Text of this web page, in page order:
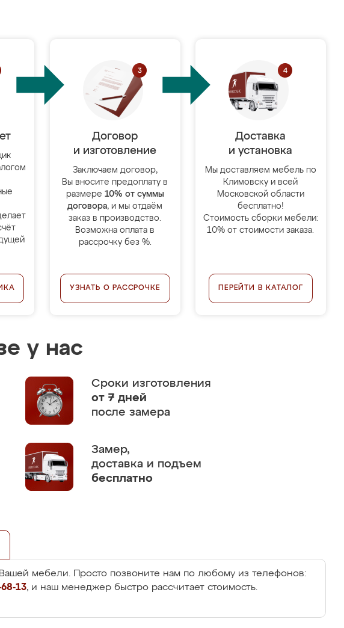
Договор
и изготовление
Заключаем договор,
Вы вносите предоплату в
размере 10% от суммы
договора, и мы отдаём
заказ в производство.
Возможна оплата в
рассрочку без %.
УЗНАТЬ О РАССРОЧКЕ
Доставка
и установка
Мы доставляем мебель по
Климовску и всей
Московской области
бесплатно!
Стоимость сборки мебели:
10% от стоимости заказа.
ПЕРЕЙТИ В КАТАЛОГ
у нас
Сроки изготовления
от 7 дней
после замера
Замер,
доставка и подъем
бесплатно
Вашей мебели. Просто позвоните нам по любому из телефонов:
13, и наш менеджер быстро рассчитает стоимость.